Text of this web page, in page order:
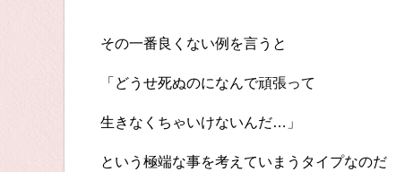
その一番良くない例を言うと
「どうせ死ぬのになんで頑張って
生きなくちゃいけないんだ…」
という極端な事を考えていまうタイプなのだ